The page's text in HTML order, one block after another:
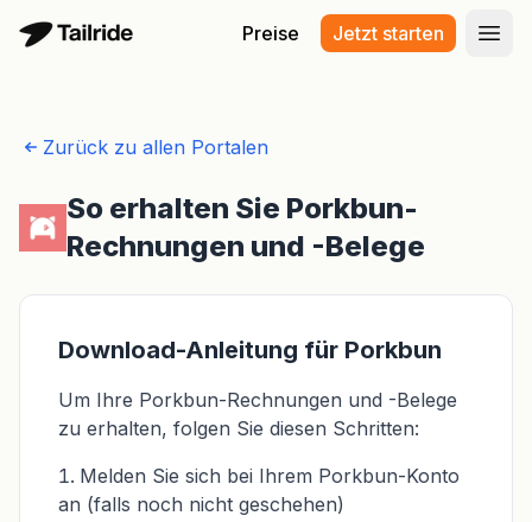
Preise Jetzt starten
Zurück zu allen Portalen
So erhalten Sie Porkbun-
Rechnungen und -Belege
Download-Anleitung für Porkbun
Um Ihre Porkbun-Rechnungen und -Belege
zu erhalten, folgen Sie diesen Schritten:
Melden Sie sich bei Ihrem Porkbun-Konto
an (falls noch nicht geschehen)